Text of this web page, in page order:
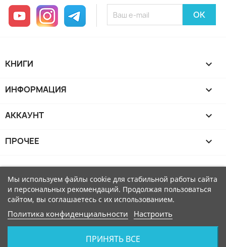
YouTube InstagramTelegram
КНИГИ 
ИНФОРМАЦИЯ 
АККАУНТ 
ПРОЧЕЕ 
Мы используем файлы cookie для стабильной работы сайта
и персональных рекомендаций. Продолжая пользоваться
сайтом, вы соглашаетесь с их использованием.
Политика конфиденциальности Настроить
ПРИНЯТЬ ВСЕ